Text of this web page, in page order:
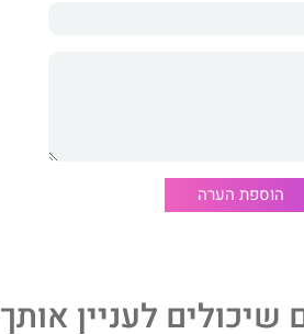
הוא השלב הבא במהפך הרוחני
הוספת הערה
שיכולים לעניין אותך